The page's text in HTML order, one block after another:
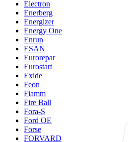
Electron
Enerberg
Energizer
Energy One
Enrun
ESAN
Eurorepar
Eurostart
Exide
Feon
Fiamm
Fire Ball
Fora-S
Ford OE
Forse
FORVARD